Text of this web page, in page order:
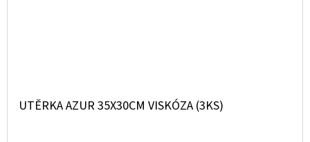
UTĚRKA AZUR 35X30CM VISKÓZA (3KS)